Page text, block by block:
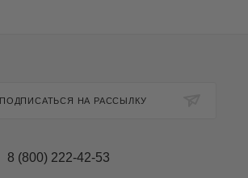
ПОДПИСАТЬСЯ НА РАССЫЛКУ
8 (800) 222-42-53